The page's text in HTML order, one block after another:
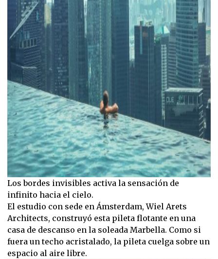
Los bordes invisibles activa la sensación de
infinito hacia el cielo.
El estudio con sede en Ámsterdam, Wiel Arets
Architects, construyó esta pileta flotante en una
casa de descanso en la soleada Marbella. Como si
fuera un techo acristalado, la pileta cuelga sobre un
espacio al aire libre.